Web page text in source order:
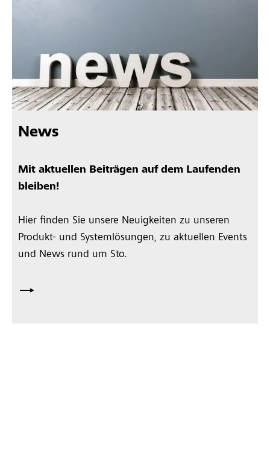
News
Mit aktuellen Beiträgen auf dem Laufenden
bleiben!
Hier finden Sie unsere Neuigkeiten zu unseren
Produkt- und Systemlösungen, zu aktuellen Events
und News rund um Sto.